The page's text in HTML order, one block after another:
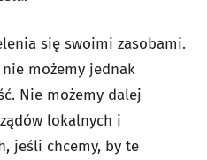
się swoimi zasobami.
możemy jednak
Nie możemy dalej
lokalnych i
jeśli chcemy, by te